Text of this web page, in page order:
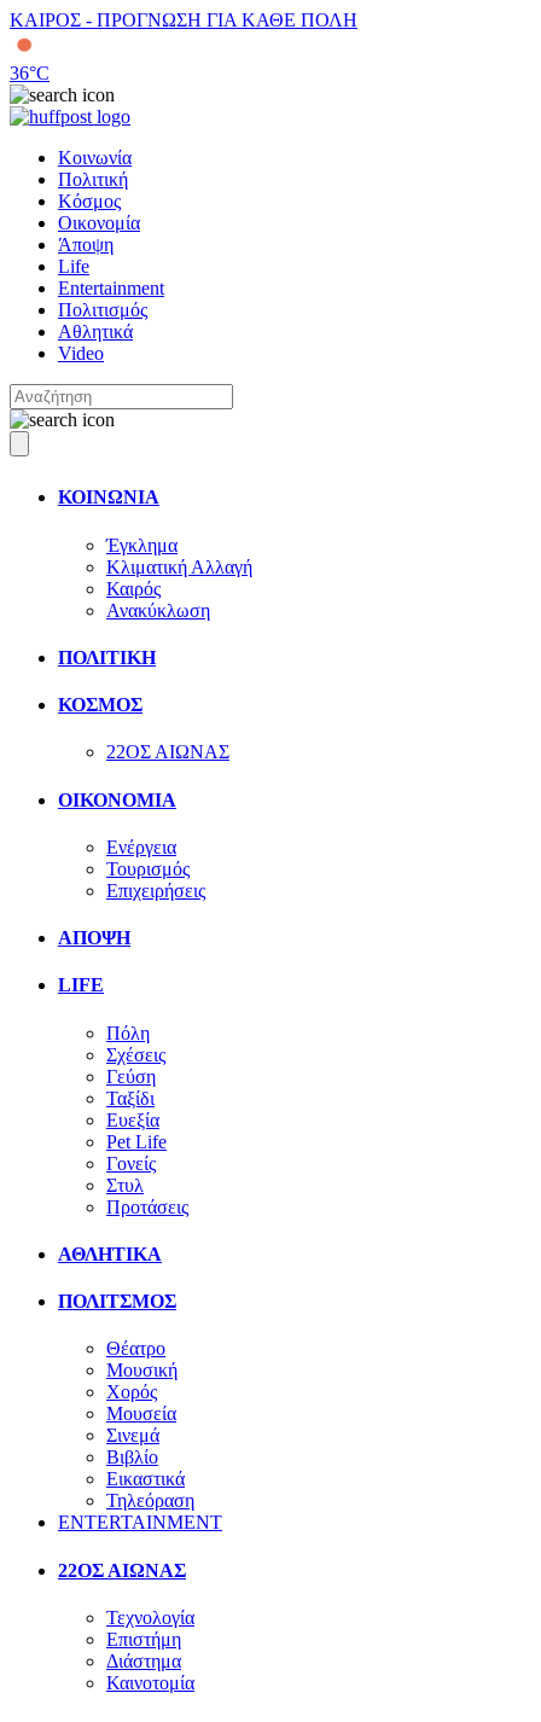
ΚΑΙΡΟΣ - ΠΡΟΓΝΩΣΗ ΓΙΑ ΚΑΘΕ ΠΟΛΗ
36°C
Κοινωνία
Πολιτική
Κόσμος
Οικονομία
Άποψη
Life
Entertainment
Πολιτισμός
Αθλητικά
Video
ΚΟΙΝΩΝΙΑ
Έγκλημα
Κλιματική Αλλαγή
Καιρός
Ανακύκλωση
ΠΟΛΙΤΙΚΗ
ΚΟΣΜΟΣ
22ΟΣ ΑΙΩΝΑΣ
ΟΙΚΟΝΟΜΙΑ
Ενέργεια
Τουρισμός
Επιχειρήσεις
ΑΠΟΨΗ
LIFE
Πόλη
Σχέσεις
Γεύση
Ταξίδι
Ευεξία
Pet Life
Γονείς
Στυλ
Προτάσεις
ΑΘΛΗΤΙΚΑ
ΠΟΛΙΤΣΜΟΣ
Θέατρο
Μουσική
Χορός
Μουσεία
Σινεμά
Βιβλίο
Εικαστικά
Τηλεόραση
ENTERTAINMENT
22ΟΣ ΑΙΩΝΑΣ
Τεχνολογία
Επιστήμη
Διάστημα
Καινοτομία